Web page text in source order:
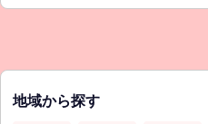
地域から探す